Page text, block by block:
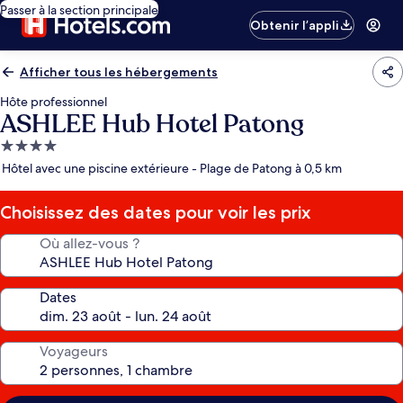
Passer à la section principale
Obtenir l’appli
Afficher tous les hébergements
Hôte professionnel
ASHLEE Hub Hotel Patong
Hébergement
4.0 étoiles
Hôtel avec une piscine extérieure - Plage de Patong à 0,5 km
Choisissez des dates pour voir les prix
Où allez-vous ?
Dates
Voyageurs